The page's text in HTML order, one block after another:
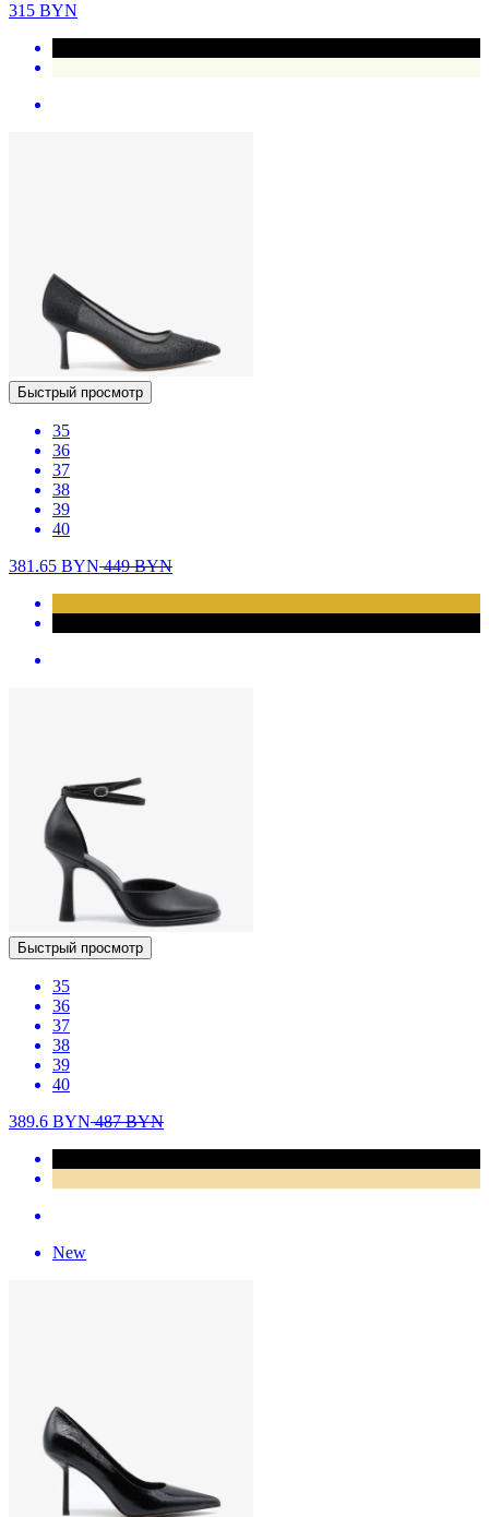
315 BYN
Быстрый просмотр
35
36
37
38
39
40
381.65 BYN449BYN
Быстрый просмотр
35
36
37
38
39
40
389.6 BYN487BYN
New